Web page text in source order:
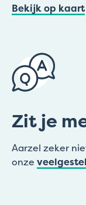
Bekijk op kaart
Zit je
Aarzel zeker
onze